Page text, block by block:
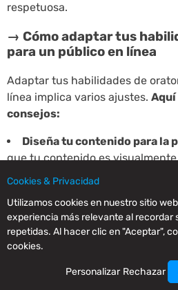
respetuosa.
→ Cómo adaptar tus
para un público en línea
Adaptar tus habilidades de
línea implica varios ajustes. Aquí
consejos:
Diseña tu contenido para la
que tu contenido es
otros elementos visuales.
Hazlo interactivo:La
mantener la atención de tu
preguntas y respuestas, chats
Cookies & Privacidad
Utilizamos cookies en nuestro sitio
experiencia más relevante al recordar
repetidas. Al hacer clic en "Aceptar",
cookies.
Personalizar Rechazar